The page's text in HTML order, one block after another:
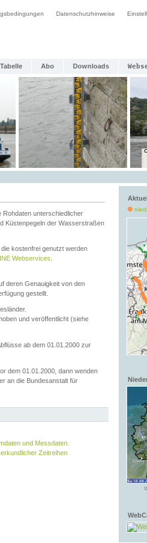
Datenschutzhinweise
Abo Downloads
Rohdaten unterschiedlicher
Küstenpegeln der Wasserstraßen
kostenfrei genutzt werden
Webservices
deren Genauigkeit von den
gestellt.
und veröffentlicht (siehe
ab dem 01.01.2000 zur
dem 01.01.2000, dann wenden
an die Bundesanstalt für
und Messdaten.
Zeitreihen